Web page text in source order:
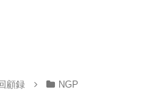
顧録 NGP